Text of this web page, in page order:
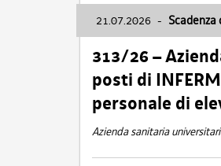
21.07.2026 -
313/26 –
posti di
personale di
Azienda sanitaria